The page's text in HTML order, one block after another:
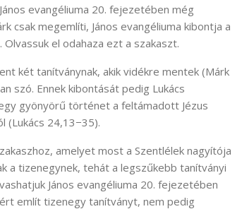
evangéliuma 20. fejezetében még
csak megemlíti, János evangéliuma kibontja a
el odahaza ezt a szakaszt.
két tanítványnak, akik vidékre mentek (Márk
szó. Ennek kibontását pedig Lukács
gyönyörű történet a feltámadott Jézus
(Lukács 24,13−35).
amelyet most a Szentlélek nagyítója
a tizenegynek, tehát a legszűkebb tanítványi
János evangéliuma 20. fejezetében
említ tizenegy tanítványt, nem pedig